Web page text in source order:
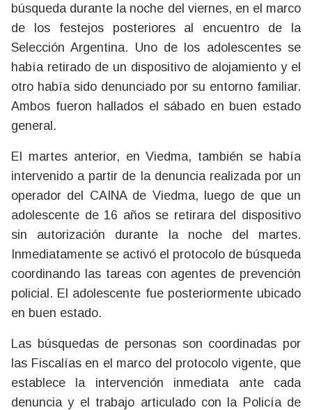
búsqueda durante la noche del viernes, en el marco
de los festejos posteriores al encuentro de la
Selección Argentina. Uno de los adolescentes se
había retirado de un dispositivo de alojamiento y el
otro había sido denunciado por su entorno familiar.
Ambos fueron hallados el sábado en buen estado
general.
El martes anterior, en Viedma, también se había
intervenido a partir de la denuncia realizada por un
operador del CAINA de Viedma, luego de que un
adolescente de 16 años se retirara del dispositivo
sin autorización durante la noche del martes.
Inmediatamente se activó el protocolo de búsqueda
coordinando las tareas con agentes de prevención
policial. El adolescente fue posteriormente ubicado
en buen estado.
Las búsquedas de personas son coordinadas por
las Fiscalías en el marco del protocolo vigente, que
establece la intervención inmediata ante cada
denuncia y el trabajo articulado con la Policía de